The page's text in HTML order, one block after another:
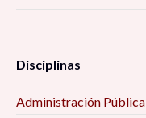
Disciplinas
Administración Pública